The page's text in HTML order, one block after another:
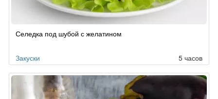
Селедка под шубой с желатином
Закуски 5 часов